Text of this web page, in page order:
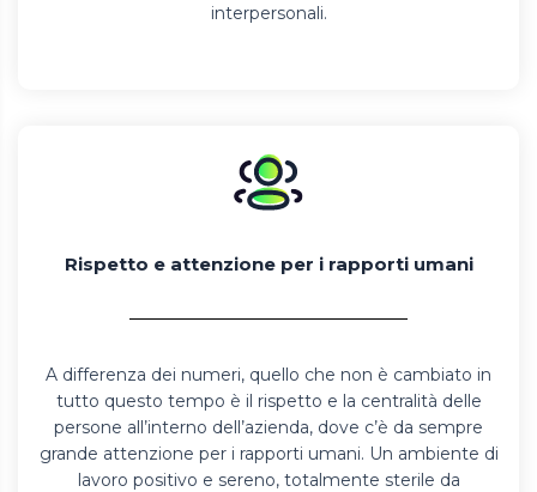
interpersonali.
Rispetto e attenzione per i rapporti umani
A differenza dei numeri, quello che non è cambiato in
tutto questo tempo è il rispetto e la centralità delle
persone all’interno dell’azienda, dove c’è da sempre
grande attenzione per i rapporti umani. Un ambiente di
lavoro positivo e sereno, totalmente sterile da